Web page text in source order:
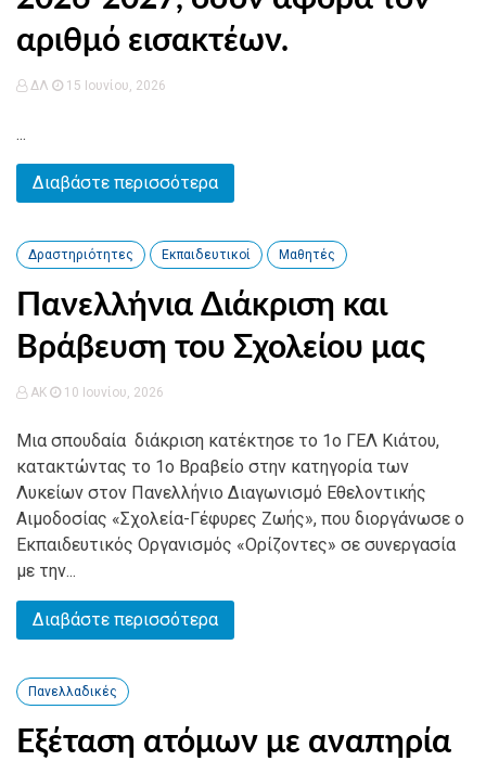
αριθμό εισακτέων.
ΔΛ 15 Ιουνίου, 2026
...
Διαβάστε περισσότερα
Δραστηριότητες Εκπαιδευτικοί Μαθητές
Πανελλήνια Διάκριση και
Βράβευση του Σχολείου μας
AK 10 Ιουνίου, 2026
Μια σπουδαία διάκριση κατέκτησε το 1ο ΓΕΛ Κιάτου,
κατακτώντας το 1ο Βραβείο στην κατηγορία των
Λυκείων στον Πανελλήνιο Διαγωνισμό Εθελοντικής
Αιμοδοσίας «Σχολεία-Γέφυρες Ζωής», που διοργάνωσε ο
Εκπαιδευτικός Οργανισμός «Ορίζοντες» σε συνεργασία
με την...
Διαβάστε περισσότερα
Πανελλαδικές
Εξέταση ατόμων με αναπηρία